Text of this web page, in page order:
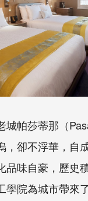
城帕莎蒂那（
卻不浮華，自
品味自豪，歷史
學院為城市帶來